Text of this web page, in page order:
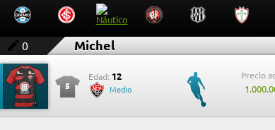
0 Michel
5
Edad: 12
Medio
Precio